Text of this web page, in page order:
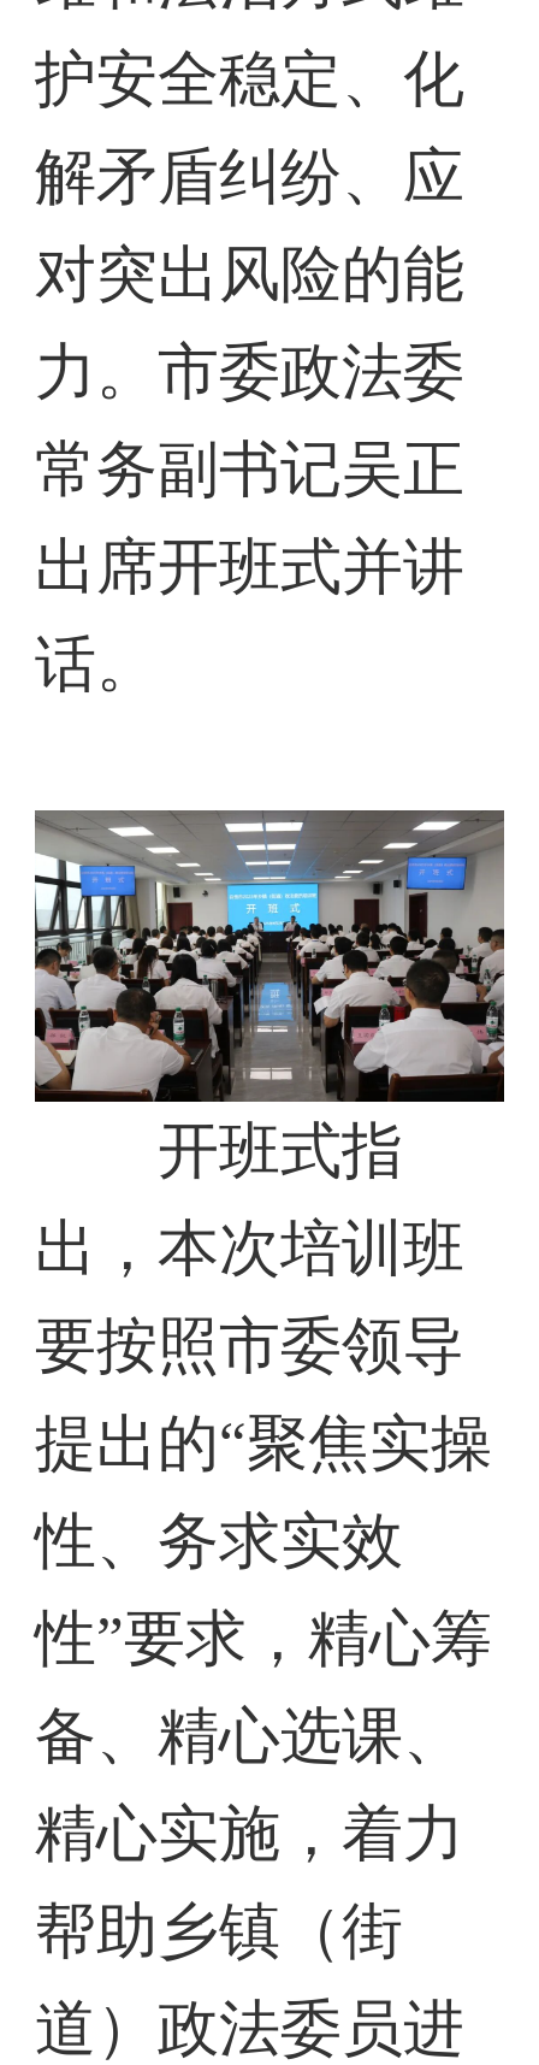
护安全稳定、化
解矛盾纠纷、应
对突出风险的能
力。市委政法委
常务副书记吴正
出席开班式并讲
话。
开班式指
出，本次培训班
要按照市委领导
提出的“聚焦实操
性、务求实效
性”要求，精心筹
备、精心选课、
精心实施，着力
帮助乡镇（街
道）政法委员进